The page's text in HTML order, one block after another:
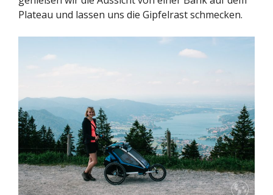
Plateau und lassen uns die Gipfelrast schmecken.